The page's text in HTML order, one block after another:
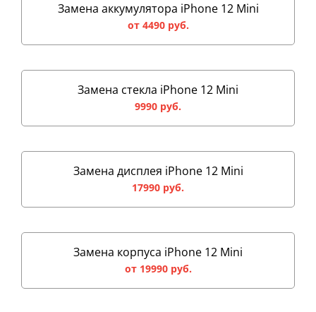
Замена аккумулятора iPhone 12 Mini
от 4490 руб.
Замена стекла iPhone 12 Mini
9990 руб.
Замена дисплея iPhone 12 Mini
17990 руб.
Замена корпуса iPhone 12 Mini
от 19990 руб.